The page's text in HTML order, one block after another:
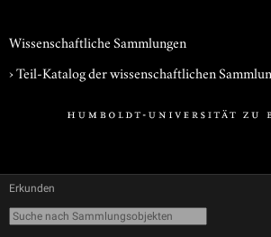
Wissenschaftliche Sammlungen
› Teil-Katalog der wissenschaftlichen
Erkunden